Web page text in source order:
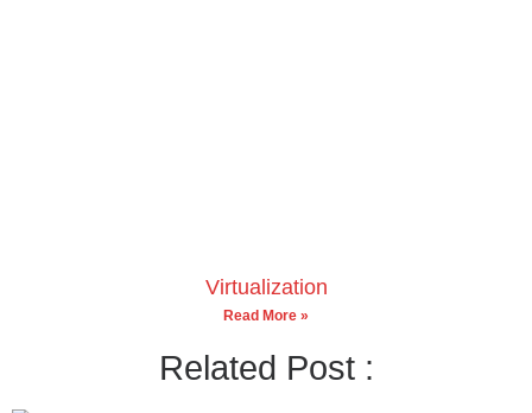
Virtualization
Read More »
Related Post :